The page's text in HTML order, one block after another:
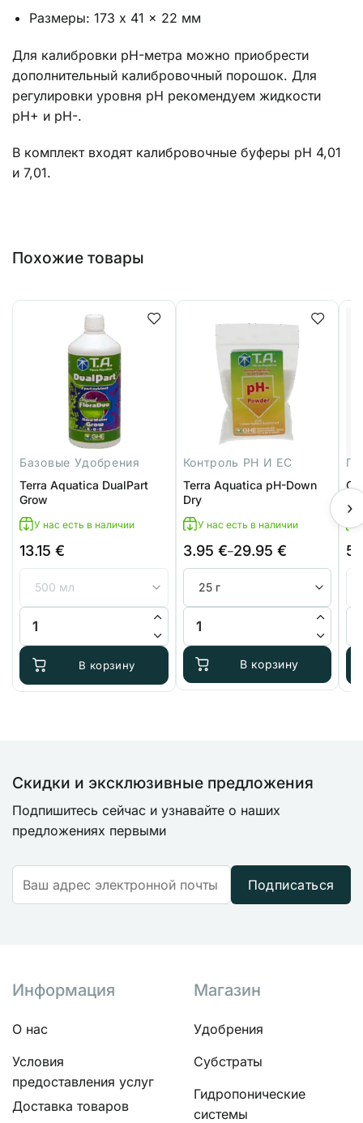
Размеры: 173 x 41 x 22 мм
Для калибровки pH-метра можно приобрести
дополнительный калибровочный порошок. Для
регулировки уровня pH рекомендуем жидкости
pH+ и pH-.
В комплект входят калибровочные буферы pH 4,01
и 7,01.
Похожие товары
Базовые Удобрения
Terra Aquatica DualPart
Grow
У нас есть в наличии
13.15 €
Количество товара Terra Aquatica DualPart Grow
В корзину
Контроль PH И EC
Terra Aquatica pH-Down
Dry
У нас есть в наличии
3.95 €–29.95 €
Диапазон
цен:
3.95 €
–
29.95 €
Количество товара Terra
В корзину
›
Скидки и эксклюзивные предложения
Подпишитесь сейчас и узнавайте о наших
предложениях первыми
Подписаться
Информация
О нас
Условия
предоставления услуг
Доставка товаров
Магазин
Удобрения
Субстраты
Гидропонические
системы